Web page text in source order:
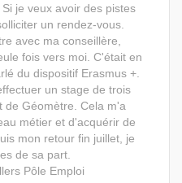
je veux avoir des pistes
un rendez-vous.
avec ma conseillère,
fois vers moi. C'était en
du dispositif Erasmus +.
un stage de trois
de Géomètre. Cela m'a
métier et d'acquérir de
mon retour fin juillet, je
de sa part.
Pôle Emploi